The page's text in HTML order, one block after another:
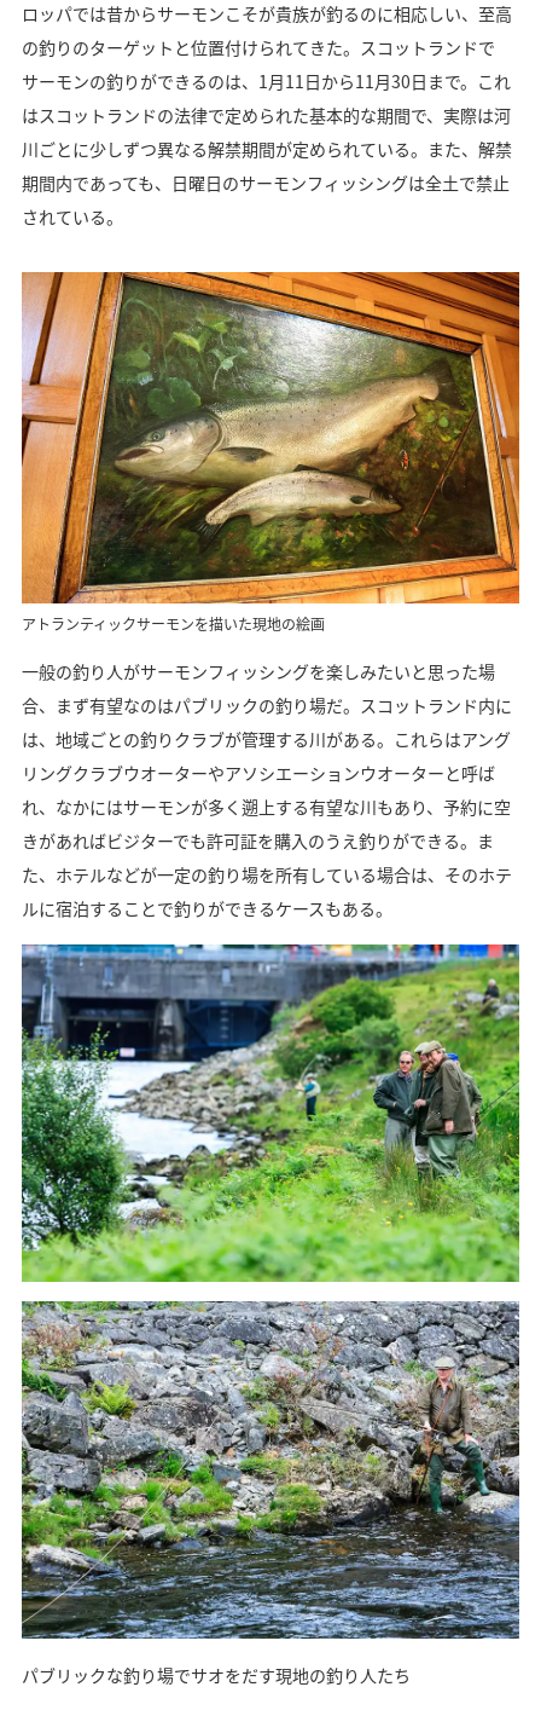
ロッパでは昔からサーモンこそが貴族が釣るのに相応しい、至高
の釣りのターゲットと位置付けられてきた。スコットランドで
サーモンの釣りができるのは、1月11日から11月30日まで。これ
はスコットランドの法律で定められた基本的な期間で、実際は河
川ごとに少しずつ異なる解禁期間が定められている。また、解禁
期間内であっても、日曜日のサーモンフィッシングは全土で禁止
されている。
アトランティックサーモンを描いた現地の絵画
一般の釣り人がサーモンフィッシングを楽しみたいと思った場
合、まず有望なのはパブリックの釣り場だ。スコットランド内に
は、地域ごとの釣りクラブが管理する川がある。これらはアング
リングクラブウオーターやアソシエーションウオーターと呼ば
れ、なかにはサーモンが多く遡上する有望な川もあり、予約に空
きがあればビジターでも許可証を購入のうえ釣りができる。ま
た、ホテルなどが一定の釣り場を所有している場合は、そのホテ
ルに宿泊することで釣りができるケースもある。
パブリックな釣り場でサオをだす現地の釣り人たち